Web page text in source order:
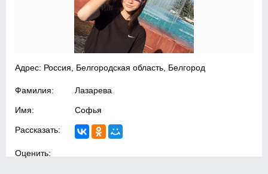
Адрес: Россия, Белгородская область, Белгород
Фамилия: Лазарева
Имя: Софья
Рассказать:
Оценить: